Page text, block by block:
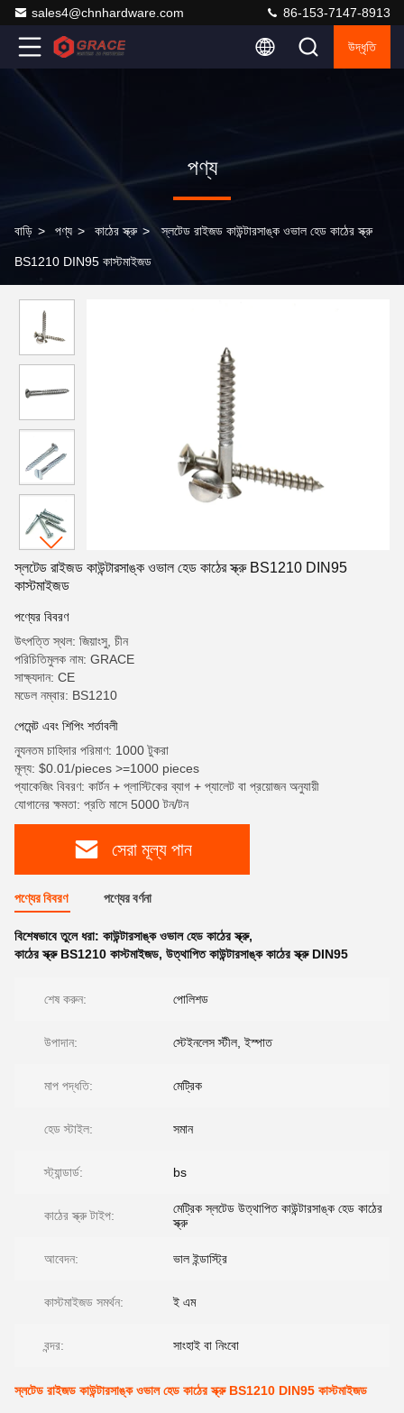
sales4@chnhardware.com 86-153-7147-8913
উদ্ধৃতি
পণ্য
বাড়ি > পণ্য > কাঠের স্ক্রু > স্লটেড রাইজড কাউন্টারসাঙ্ক ওভাল হেড কাঠের স্ক্রু
BS1210 DIN95 কাস্টমাইজড
স্লটেড রাইজড কাউন্টারসাঙ্ক ওভাল হেড কাঠের স্ক্রু BS1210 DIN95
কাস্টমাইজড
পণ্যের বিবরণ
উৎপত্তি স্থল: জিয়াংসু, চীন
পরিচিতিমুলক নাম: GRACE
সাক্ষ্যদান: CE
মডেল নম্বার: BS1210
পেমেন্ট এবং শিপিং শর্তাবলী
ন্যূনতম চাহিদার পরিমাণ: 1000 টুকরা
মূল্য: $0.01/pieces >=1000 pieces
প্যাকেজিং বিবরণ: কার্টন + প্লাস্টিকের ব্যাগ + প্যালেট বা প্রয়োজন অনুযায়ী
যোগানের ক্ষমতা: প্রতি মাসে 5000 টন/টন
সেরা মূল্য পান
পণ্যের বিবরণ পণ্যের বর্ণনা
বিশেষভাবে তুলে ধরা: কাউন্টারসাঙ্ক ওভাল হেড কাঠের স্ক্রু,
কাঠের স্ক্রু BS1210 কাস্টমাইজড, উত্থাপিত কাউন্টারসাঙ্ক কাঠের স্ক্রু DIN95
শেষ করুন: পোলিশড
উপাদান: স্টেইনলেস স্টীল, ইস্পাত
মাপ পদ্ধতি: মেট্রিক
হেড স্টাইল: সমান
স্ট্যান্ডার্ড: bs
কাঠের স্ক্রু টাইপ:
মেট্রিক স্লটেড উত্থাপিত কাউন্টারসাঙ্ক হেড কাঠের
স্ক্রু
আবেদন: ভাল ইন্ডাস্ট্রি
কাস্টমাইজড সমর্থন: ই এম
বন্দর: সাংহাই বা নিংবো
স্লটেড রাইজড কাউন্টারসাঙ্ক ওভাল হেড কাঠের স্ক্রু BS1210 DIN95 কাস্টমাইজড